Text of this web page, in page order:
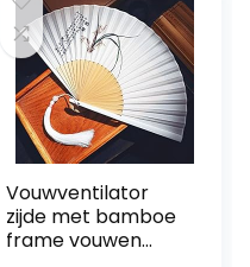
Vouwventilator
zijde met bamboe
frame vouwen